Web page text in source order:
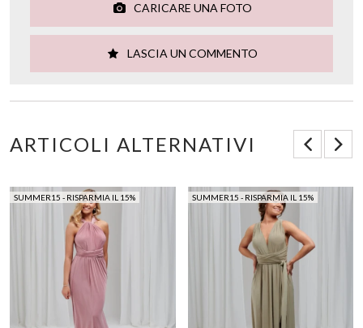
CARICARE UNA FOTO
LASCIA UN COMMENTO
ARTICOLI ALTERNATIVI
SUMMER15 - RISPARMIA IL 15% SUMMER15 - RISPARMIA IL 15%